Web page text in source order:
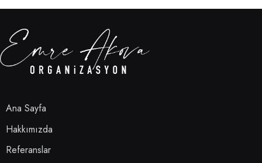
Ana Sayfa
Hakkımızda
Referanslar